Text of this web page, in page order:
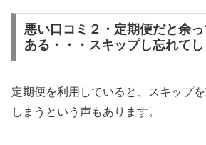
悪い口コミ２・定期便だと余
ある・・・スキップし忘れて
定期便を利用していると、スキップ
しまうという声もあります。